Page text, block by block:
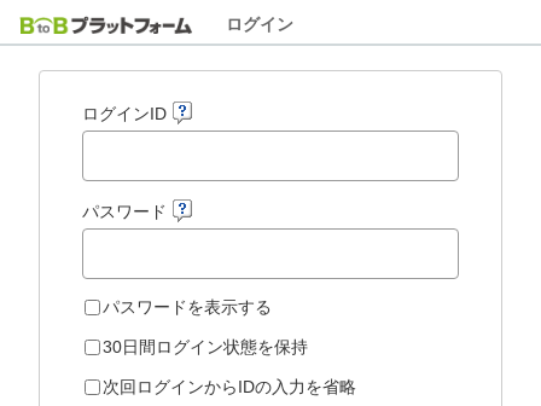
ログイン
ログインID
パスワード
パスワードを表示する
30日間ログイン状態を保持
次回ログインからIDの入力を省略